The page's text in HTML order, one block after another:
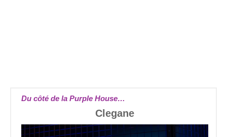
Du côté de la Purple House…
Clegane